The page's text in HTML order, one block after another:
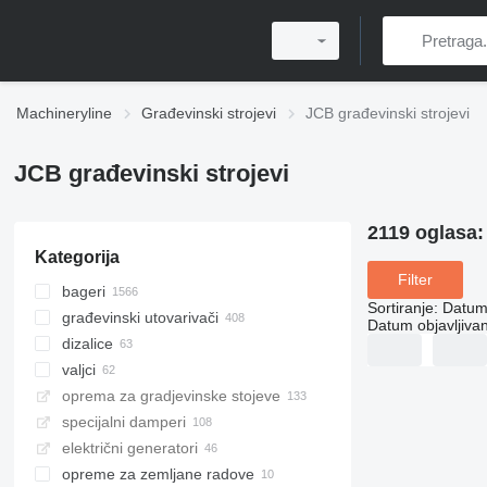
Machineryline Građevinski strojevi JCB građevinski strojevi
JCB građevinski strojevi
Kategorija
bageri
kombinirke
mini bageri
bageri gusjeničari
bageri točkaši
midi bageri
bageri za pretovar
bager s dugom strijelom
građevinski utovarivači
teleskopski utovarivači
prednji utovarivači
multifunkcionalni utovarivači
teleskopski prednji utovarivači
mini utovarivači
mini utovarivači gusjeničari
dizalice
škaraste platforme
hidraulične zglobne platforme
teleskopske dizalice
auto košare
valjci
mali valjci
kompaktori s jednim valjkom
valjci za asfalt
oprema za gradjevinske stojeve
specijalni damperi
mini damperi
kiperi
električni generatori
opreme za zemljane radove
2119 oglasa:
Filter
Sortiranje:
Datum